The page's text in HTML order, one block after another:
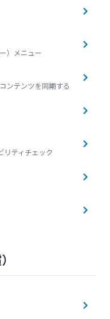
）メニュー
ンテンツを同期する
リティチェック